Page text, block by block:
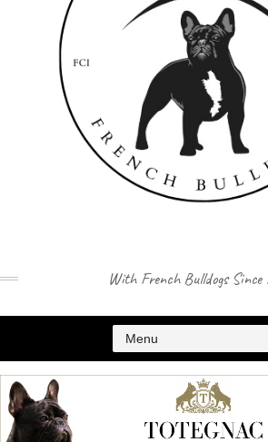
With French Bulldogs Since